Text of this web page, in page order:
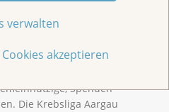
verwalten
akzeptieren
Spenden
Die Krebsliga Aargau